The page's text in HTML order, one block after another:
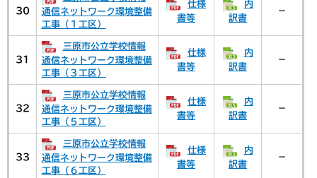
30
通信ネットワーク環境整備
工事（１工区）
仕様
書等
内
訳書
－
31
三原市公立学校情報
通信ネットワーク環境整備
工事（３工区）
仕様
書等
内
訳書
－
32
三原市公立学校情報
通信ネットワーク環境整備
工事（５工区）
仕様
書等
内
訳書
－
33
三原市公立学校情報
通信ネットワーク環境整備
工事（６工区）
仕様
書等
内
訳書
－